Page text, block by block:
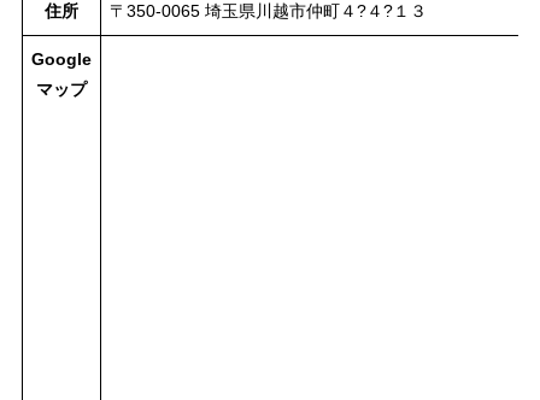
住所 〒350-0065 埼玉県川越市仲町４?４?１３
Google
マップ